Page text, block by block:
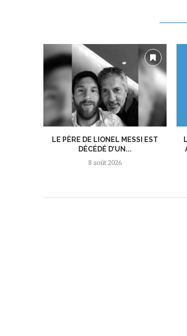
LE PÈRE DE LIONEL MESSI EST
DÉCÉDÉ D’UN...
8 août 2026